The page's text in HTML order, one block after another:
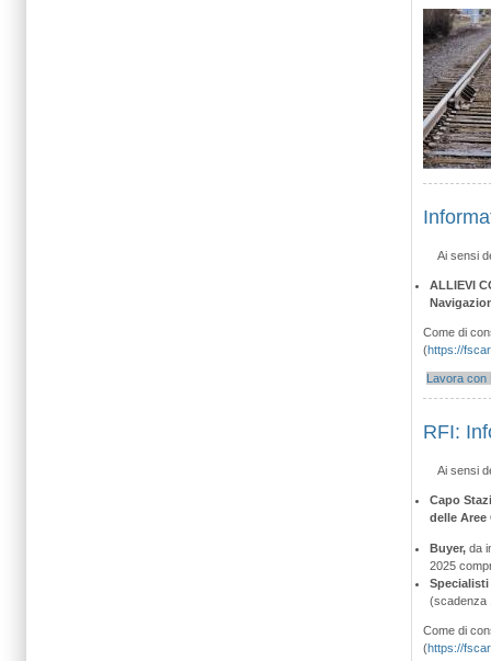
Ai sensi
ALLIEVI
Come di
(https://
Lavora con
RFI:
Ai sensi
Capo
delle Aree
Buyer, da
2025
(scadenza
Come di
(https://